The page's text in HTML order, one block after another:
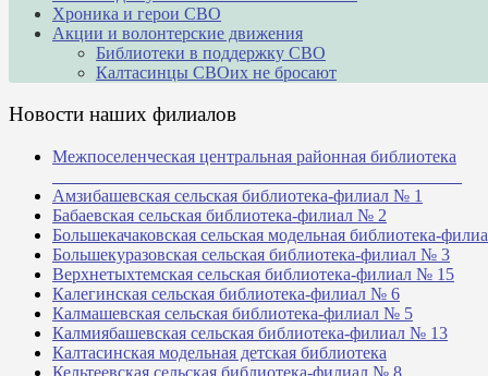
Хроника и герои СВО
Акции и волонтерские движения
Библиотеки в поддержку СВО
Калтасинцы СВОих не бросают
Новости наших филиалов
Межпоселенческая центральная районная библиотека
Амзибашевская сельская библиотека-филиал № 1
Бабаевская сельская библиотека-филиал № 2
Большекачаковская сельская модельная библиотека-
Большекуразовская сельская библиотека-филиал № 3
Верхнетыхтемская сельская библиотека-филиал № 15
Калегинская сельская библиотека-филиал № 6
Калмашевская сельская библиотека-филиал № 5
Калмиябашевская сельская библиотека-филиал № 13
Калтасинская модельная детская библиотека